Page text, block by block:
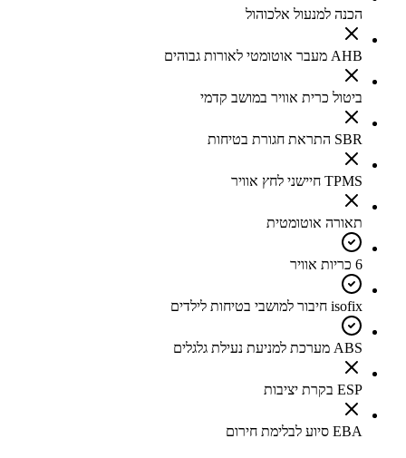
הכנה למנעול אלכוהול
AHB מעבר אוטומטי לאורות גבוהים
ביטול כרית אוויר במושב קדמי
SBR התראת חגורת בטיחות
TPMS חיישני לחץ אוויר
תאורה אוטומטית
6 כריות אוויר
isofix חיבור למושבי בטיחות לילדים
ABS מערכת למניעת נעילת גלגלים
ESP בקרת יציבות
EBA סיוע לבלימת חירום